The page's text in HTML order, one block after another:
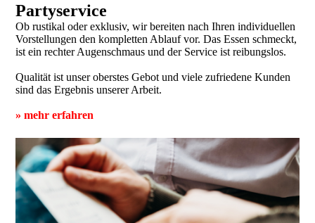
Partyservice
Ob rustikal oder exklusiv, wir bereiten nach Ihren individuellen
Vorstellungen den kompletten Ablauf vor. Das Essen schmeckt,
ist ein rechter Augenschmaus und der Service ist reibungslos.
Qualität ist unser oberstes Gebot und viele zufriedene Kunden
sind das Ergebnis unserer Arbeit.
»mehr erfahren